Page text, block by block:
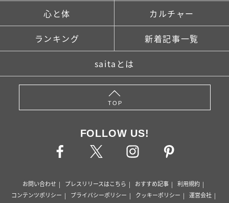
心と体 カルチャー
ランキング 新着記事一覧
saitaとは
TOP
FOLLOW US!
お問い合わせ プレスリリースはこちら おすすめ記事
利用規約
コンテンツポリシー
プライバシーポリシー クッキーポリシー
運営会社